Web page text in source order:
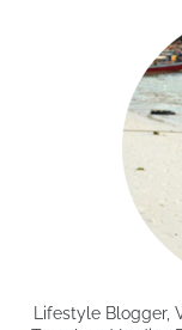
Lifestyle Blogger,